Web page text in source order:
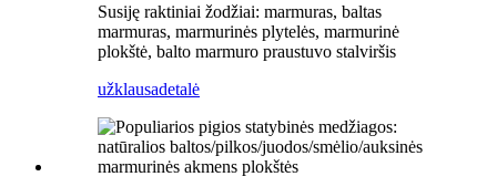
Susiję raktiniai žodžiai: marmuras, baltas
marmuras, marmurinės plytelės, marmurinė
plokštė, balto marmuro praustuvo stalviršis
užklausadetalė